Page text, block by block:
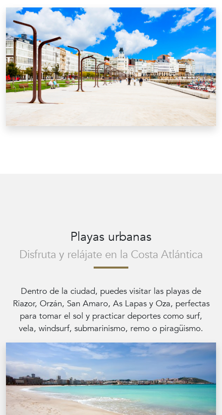
Playas urbanas
Disfruta y relájate en la Costa Atlántica
Dentro de la ciudad, puedes visitar las playas de
Riazor, Orzán, San Amaro, As Lapas y Oza, perfectas
para tomar el sol y practicar deportes como surf,
vela, windsurf, submarinismo, remo o piragüismo.